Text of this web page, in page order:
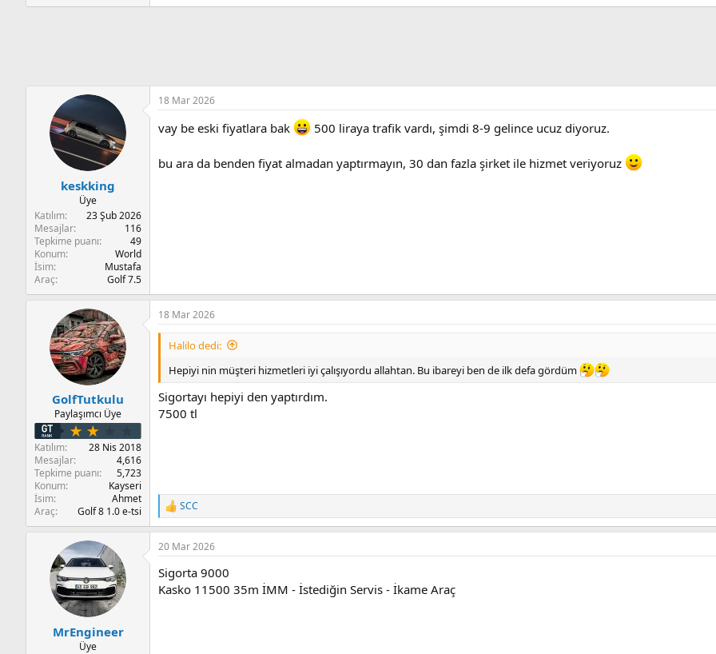
keskking
Üye
Katılım
23 Şub 2026
Mesajlar
116
Tepkime puanı
49
Konum
World
İsim
Mustafa
Araç
Golf 7.5
18 Mar 2026
vay be eski fiyatlara bak 500 liraya trafik vardı, şimdi 8-9 gelince ucuz diyoruz.
bu ara da benden fiyat almadan yaptırmayın, 30 dan fazla şirket ile hizmet veriyoruz
GolfTutkulu
Paylaşımcı Üye
Katılım
28 Nis 2018
Mesajlar
4,616
Tepkime puanı
5,723
Konum
Kayseri
İsim
Ahmet
Araç
Golf 8 1.0 e-tsi
18 Mar 2026
Halilo dedi:
Hepiyi nin müşteri hizmetleri iyi çalışıyordu allahtan. Bu ibareyi ben de ilk defa gördüm
Sigortayı hepiyi den yaptırdım.
7500 tl
T
e
p
k
l
e
SCC
MrEngineer
Üye
20 Mar 2026
Sigorta 9000
Kasko 11500 35m İMM - İstediğin Servis - İkame Araç